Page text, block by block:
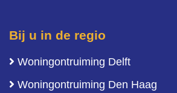
Bij u in de regio
Woningontruiming Delft
Woningontruiming Den Haag